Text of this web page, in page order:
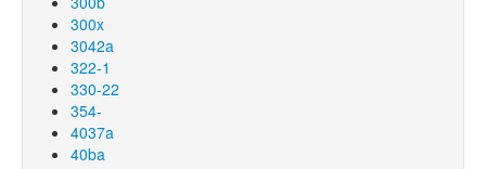
300x
3042a
322-1
330-22
354-
4037a
40ba